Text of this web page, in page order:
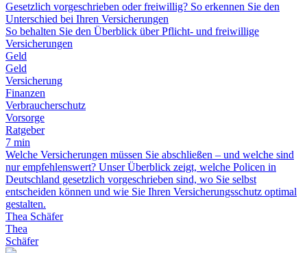
Gesetzlich vorgeschrieben oder freiwillig? So erkennen Sie den
Unterschied bei Ihren Versicherungen
So behalten Sie den Überblick über Pflicht- und freiwillige
Versicherungen
Geld
Geld
Versicherung
Finanzen
Verbraucherschutz
Vorsorge
Ratgeber
7 min
Welche Versicherungen müssen Sie abschließen – und welche sind
nur empfehlenswert? Unser Überblick zeigt, welche Policen in
Deutschland gesetzlich vorgeschrieben sind, wo Sie selbst
entscheiden können und wie Sie Ihren Versicherungsschutz optimal
gestalten.
Thea Schäfer
Thea
Schäfer